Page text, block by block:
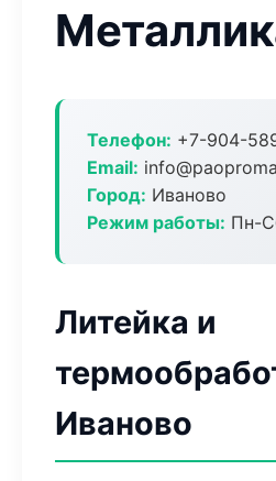
Телефон: +7-904-
Email:
Город: Иваново
Режим работы: Пн-
Литейка и
Иваново